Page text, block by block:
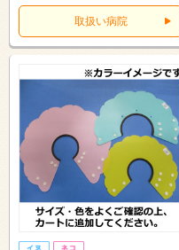
取扱い病院